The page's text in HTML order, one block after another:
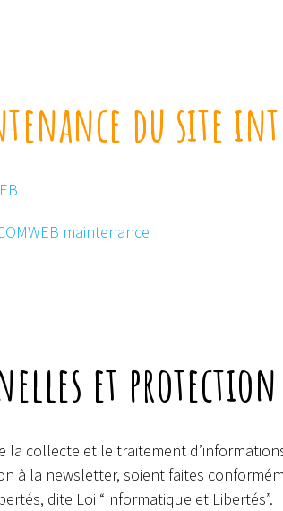
du site
maintenance
et
la collecte et le traitement
à la newsletter, soient faites
dite Loi “Informatique et Libertés”.